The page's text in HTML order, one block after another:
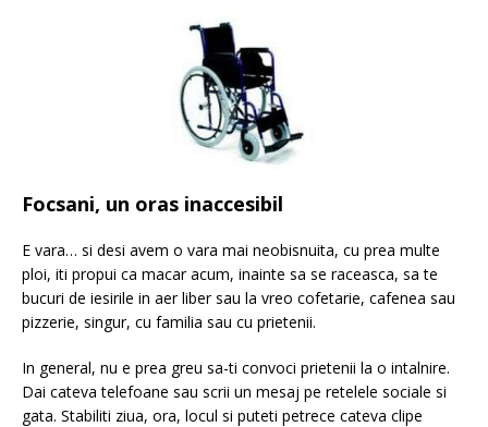
Focsani, un oras inaccesibil
E vara… si desi avem o vara mai neobisnuita, cu prea multe
ploi, iti propui ca macar acum, inainte sa se raceasca, sa te
bucuri de iesirile in aer liber sau la vreo cofetarie, cafenea sau
pizzerie, singur, cu familia sau cu prietenii.
In general, nu e prea greu sa-ti convoci prietenii la o intalnire.
Dai cateva telefoane sau scrii un mesaj pe retelele sociale si
gata. Stabiliti ziua, ora, locul si puteti petrece cateva clipe